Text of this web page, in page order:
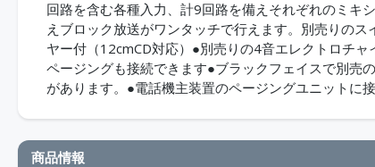
回路を含む各種入力、計9回路を備えそれぞれのミキ
えブロック放送がワンタッチで行えます。別売りの
ヤー付（12cmCD対応）●別売りの4音エレクトロチ
ページングも接続できます●ブラックフェイスで別売
があります。●電話機主装置のページングユニットに
商品情報